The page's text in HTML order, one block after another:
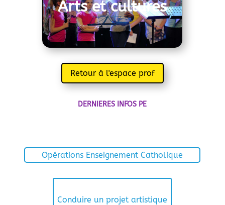
Arts et cultures
Retour à l'espace prof
DERNIERES INFOS PE
Opérations Enseignement Catholique
Conduire un projet artistique